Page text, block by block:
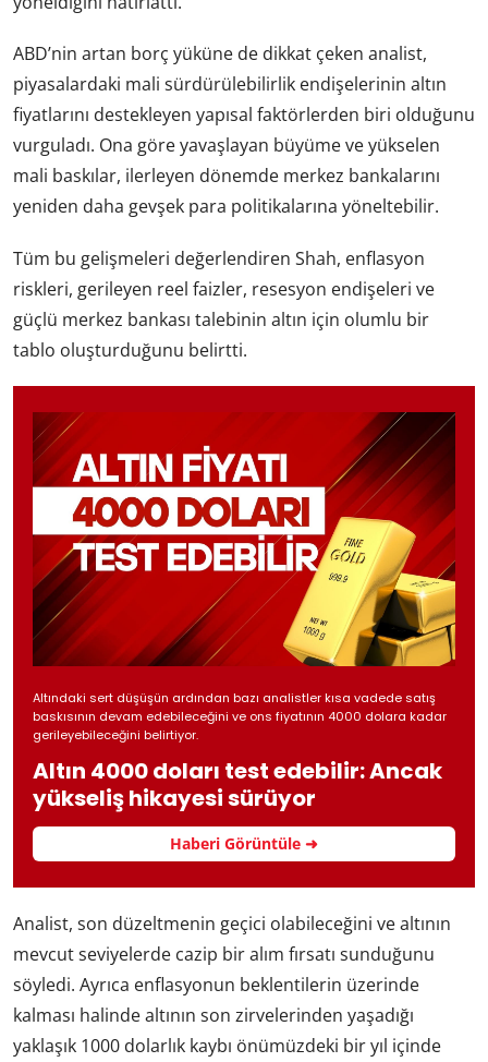
ABD’nin artan borç yüküne de dikkat çeken analist,
piyasalardaki mali sürdürülebilirlik endişelerinin altın
fiyatlarını destekleyen yapısal faktörlerden biri olduğunu
vurguladı. Ona göre yavaşlayan büyüme ve yükselen
mali baskılar, ilerleyen dönemde merkez bankalarını
yeniden daha gevşek para politikalarına yöneltebilir.
Tüm bu gelişmeleri değerlendiren Shah, enflasyon
riskleri, gerileyen reel faizler, resesyon endişeleri ve
güçlü merkez bankası talebinin altın için olumlu bir
tablo oluşturduğunu belirtti.
Altındaki sert düşüşün ardından bazı analistler kısa vadede satış
baskısının devam edebileceğini ve ons fiyatının 4000 dolara kadar
gerileyebileceğini belirtiyor.
Altın 4000 doları test edebilir: Ancak
yükseliş hikayesi sürüyor
Haberi Görüntüle ➜
Analist, son düzeltmenin geçici olabileceğini ve altının
mevcut seviyelerde cazip bir alım fırsatı sunduğunu
söyledi. Ayrıca enflasyonun beklentilerin üzerinde
kalması halinde altının son zirvelerinden yaşadığı
yaklaşık 1000 dolarlık kaybı önümüzdeki bir yıl içinde